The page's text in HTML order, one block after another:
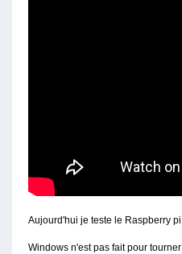
Aujourd'hui je teste le Raspberry
Windows n'est pas fait pour